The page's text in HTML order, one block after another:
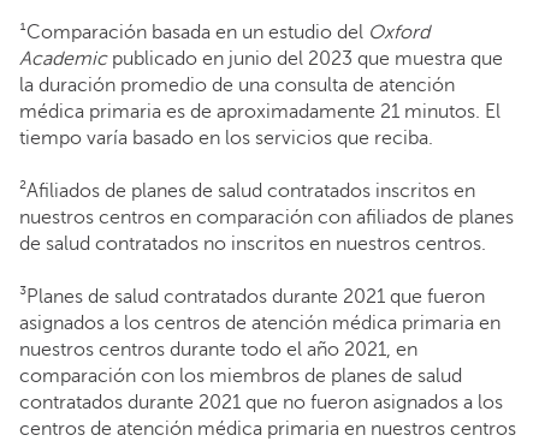
¹Comparación basada en un estudio del Oxford
Academicpublicado en junio del 2023 que muestra que
la duración promedio de una consulta de atención
médica primaria es de aproximadamente 21 minutos. El
tiempo varía basado en los servicios que reciba.
²Afiliados de planes de salud contratados inscritos en
nuestros centros en comparación con afiliados de planes
de salud contratados no inscritos en nuestros centros.
³Planes de salud contratados durante 2021 que fueron
asignados a los centros de atención médica primaria en
nuestros centros durante todo el año 2021, en
comparación con los miembros de planes de salud
contratados durante 2021 que no fueron asignados a los
centros de atención médica primaria en nuestros centros